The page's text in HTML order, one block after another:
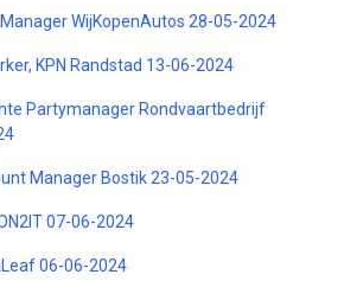
WijKopenAutos 28-05-2024
KPN Randstad 13-06-2024
Partymanager Rondvaartbedrijf
Manager Bostik 23-05-2024
07-06-2024
06-06-2024